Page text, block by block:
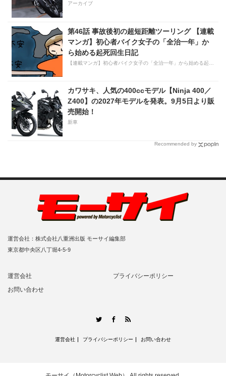
アーカイブ
第46話 事故後初の超短距離ツーリング 【連載
マンガ】初心者バイク女子の「全治一年」か
ら始める起死回生日記
カワサキ、人気の400ccモデル【Ninja 400／
Z400】の2027年モデルを発表。9月5日より販
売開始！
新車
Recommended by
運営会社：株式会社八重洲出版 モーサイ編集部
東京都中央区八丁堀4-5-9
運営会社
プライバシーポリシー
お問い合わせ
TwitterFacebook
運営会社 プライバシーポリシー お問い合わせ